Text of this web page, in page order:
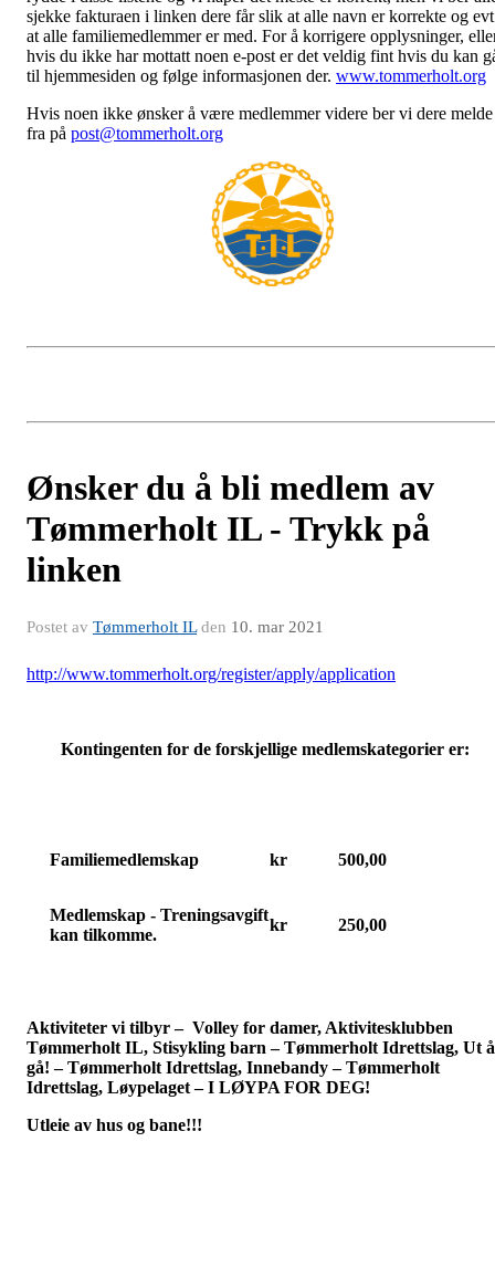
sjekke fakturaen i linken dere får slik at alle navn er korrekte og evt
at alle familiemedlemmer er med. For å korrigere opplysninger,
hvis du ikke har mottatt noen e-post er det veldig fint hvis du kan
til hjemmesiden og følge informasjonen der. www.tommerholt.org
Hvis noen ikke ønsker å være medlemmer videre ber vi dere melde
fra på post@tommerholt.org
Ønsker du å bli medlem av
Tømmerholt IL - Trykk på
linken
Postet av Tømmerholt ILden 10. mar 2021
http://www.tommerholt.org/register/apply/application
Kontingenten for de forskjellige medlemskategorier er:
Familiemedlemskap kr 500,00
Medlemskap - Treningsavgift
kan tilkomme.
kr 250,00
Aktiviteter vi tilbyr – Volley for damer, Aktivitesklubben
Tømmerholt IL, Stisykling barn – Tømmerholt Idrettslag, Ut å
gå! – Tømmerholt Idrettslag, Innebandy – Tømmerholt
Idrettslag, Løypelaget – I LØYPA FOR DEG!
Utleie av hus og bane!!!